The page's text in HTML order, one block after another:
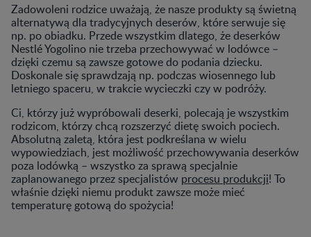
Zadowoleni rodzice uważają, że nasze produkty są świetną
alternatywą dla tradycyjnych deserów, które serwuje się
np. po obiadku. Przede wszystkim dlatego, że deserków
Nestlé Yogolino nie trzeba przechowywać w lodówce –
dzięki czemu są zawsze gotowe do podania dziecku.
Doskonale się sprawdzają np. podczas wiosennego lub
letniego spaceru, w trakcie wycieczki czy w podróży.
Ci, którzy już wypróbowali deserki, polecają je wszystkim
rodzicom, którzy chcą rozszerzyć dietę swoich pociech.
Absolutną zaletą, która jest podkreślana w wielu
wypowiedziach, jest możliwość przechowywania deserków
poza lodówką – wszystko za sprawą specjalnie
zaplanowanego przez specjalistów procesu produkcji! To
właśnie dzięki niemu produkt zawsze może mieć
temperaturę gotową do spożycia!